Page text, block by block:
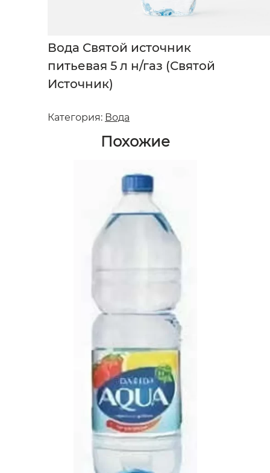
Вода Святой источник
питьевая 5 л н/газ (Святой
Источник)
Категория: Вода
Похожие